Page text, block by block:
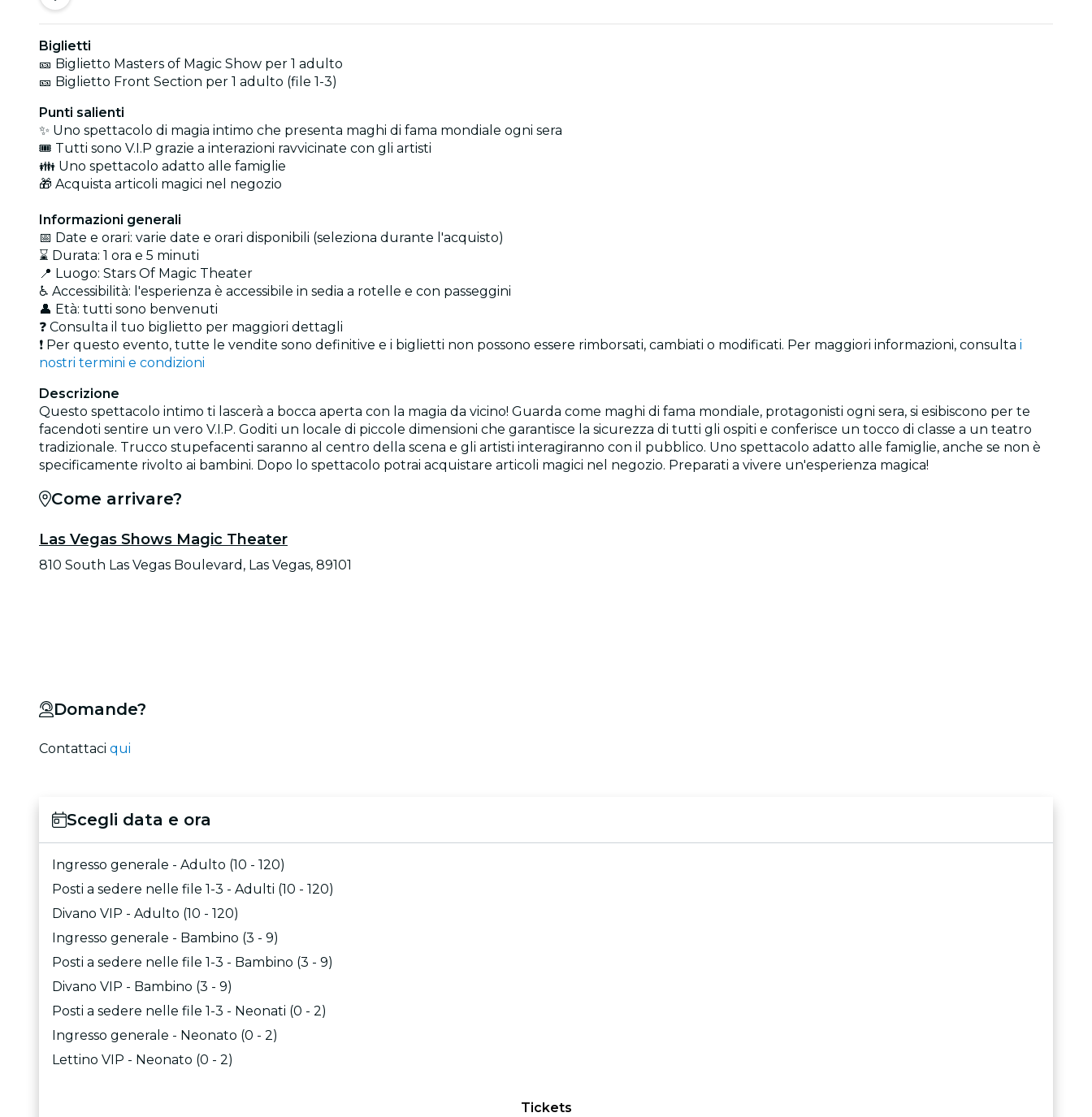
Biglietti
🎫 Biglietto Masters of Magic Show per 1 adulto
🎫 Biglietto Front Section per 1 adulto (file 1-3)
Punti salienti
✨ Uno spettacolo di magia intimo che presenta maghi di fama mondiale ogni sera
🎟️ Tutti sono V.I.P grazie a interazioni ravvicinate con gli artisti
👪 Uno spettacolo adatto alle famiglie
🎁 Acquista articoli magici nel negozio
Informazioni generali
📅 Date e orari: varie date e orari disponibili (seleziona durante l'acquisto)
⌛ Durata: 1 ora e 5 minuti
📍 Luogo: Stars Of Magic Theater
♿ Accessibilità: l'esperienza è accessibile in sedia a rotelle e con passeggini
👤 Età: tutti sono benvenuti
❓ Consulta il tuo biglietto per maggiori dettagli
❗ Per questo evento, tutte le vendite sono definitive e i biglietti non possono essere rimborsati, cambiati o modificati. Per maggiori informazioni, consulta i
nostri termini e condizioni
Descrizione
Questo spettacolo intimo ti lascerà a bocca aperta con la magia da vicino! Guarda come maghi di fama mondiale, protagonisti ogni sera, si esibiscono per te
facendoti sentire un vero V.I.P. Goditi un locale di piccole dimensioni che garantisce la sicurezza di tutti gli ospiti e conferisce un tocco di classe a un teatro
tradizionale. Trucco stupefacenti saranno al centro della scena e gli artisti interagiranno con il pubblico. Uno spettacolo adatto alle famiglie, anche se non è
specificamente rivolto ai bambini. Dopo lo spettacolo potrai acquistare articoli magici nel negozio. Preparati a vivere un'esperienza magica!
Come arrivare?
Las Vegas Shows Magic Theater
810 South Las Vegas Boulevard, Las Vegas, 89101
Domande?
Contattaci qui
Scegli data e ora
Ingresso generale - Adulto (10 - 120)
Posti a sedere nelle file 1-3 - Adulti (10 - 120)
Divano VIP - Adulto (10 - 120)
Ingresso generale - Bambino (3 - 9)
Posti a sedere nelle file 1-3 - Bambino (3 - 9)
Divano VIP - Bambino (3 - 9)
Posti a sedere nelle file 1-3 - Neonati (0 - 2)
Ingresso generale - Neonato (0 - 2)
Lettino VIP - Neonato (0 - 2)
Tickets